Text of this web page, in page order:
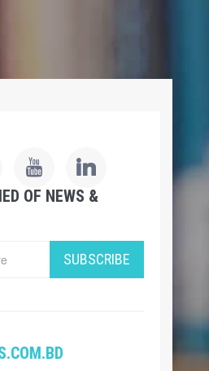
OF NEWS &
SUBSCRIBE